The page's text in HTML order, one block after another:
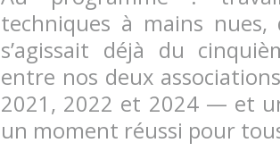
techniques à mains nues,
s’agissait déjà du
entre nos deux
2021, 2022 et 2024 — et
un moment réussi pour